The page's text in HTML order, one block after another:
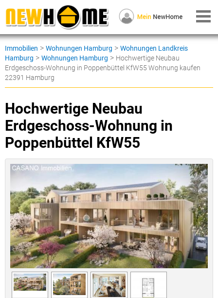
Immobilien > Wohnungen Hamburg > Wohnungen Landkreis
Hamburg > Wohnungen Hamburg > Hochwertige Neubau
Erdgeschoss-Wohnung in Poppenbüttel KfW55 Wohnung kaufen
22391 Hamburg
Hochwertige Neubau
Erdgeschoss-Wohnung in
Poppenbüttel KfW55